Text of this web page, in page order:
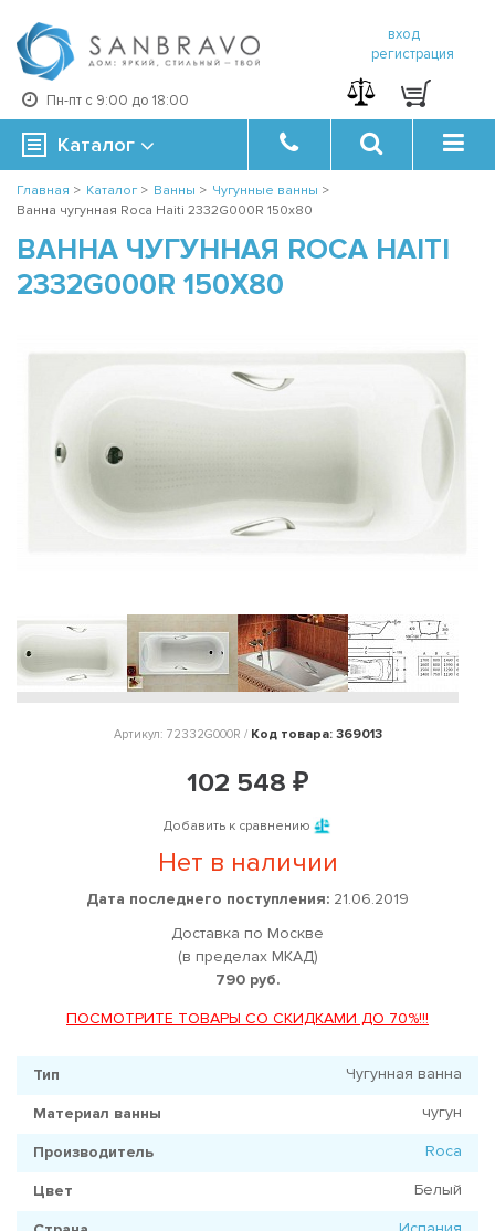
Пн-пт с 9:00 до 18:00
вход
регистрация
Каталог
Главная > Каталог > Ванны > Чугунные ванны >
Ванна чугунная Roca Haiti 2332G000R 150х80
ВАННА ЧУГУННАЯ ROCA HAITI
2332G000R 150Х80
Артикул: 72332G000R / Код товара: 369013
102 548 ₽
Добавить к сравнению
Нет в наличии
Дата последнего поступления: 21.06.2019
Доставка по Москве
(в пределах МКАД)
790 руб.
ПОСМОТРИТЕ ТОВАРЫ СО СКИДКАМИ ДО 70%!!!
Тип Чугунная ванна
Материал ванны чугун
Производитель Roca
Цвет Белый